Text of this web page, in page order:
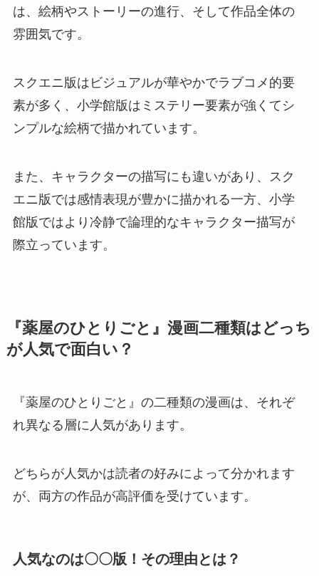
は、絵柄やストーリーの進行、そして作品全体の
雰囲気です。
スクエニ版はビジュアルが華やかでラブコメ的要
素が多く、小学館版はミステリー要素が強くてシ
ンプルな絵柄で描かれています。
また、キャラクターの描写にも違いがあり、スク
エニ版では感情表現が豊かに描かれる一方、小学
館版ではより冷静で論理的なキャラクター描写が
際立っています。
『薬屋のひとりごと』漫画二種類はどっち
が人気で面白い？
『薬屋のひとりごと』の二種類の漫画は、それぞ
れ異なる層に人気があります。
どちらが人気かは読者の好みによって分かれます
が、両方の作品が高評価を受けています。
人気なのは〇〇版！その理由とは？